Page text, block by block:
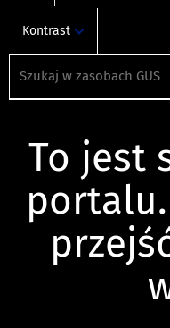
Kontrast
To jest